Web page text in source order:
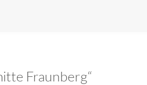
Fraunberg“